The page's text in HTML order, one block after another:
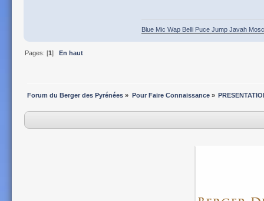
Blue Mic Wap Belli Puce Jump Javah
Pages: [1] En haut
Forum du Berger des Pyrénées » Pour Faire Connaissance»